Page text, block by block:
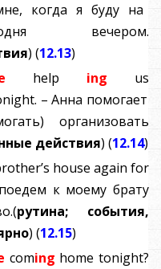
когда я буду на
вечером.
) (12.13)
help ing us
. – Анна помогает
организовать
действия) (12.14)
’s house again for
к моему брату
(рутина; события,
) (12.15)
coming home tonight?